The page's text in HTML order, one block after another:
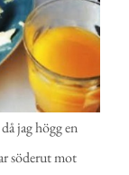
jag högg en
söderut mot